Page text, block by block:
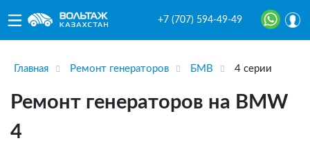
+7 (707) 594-49-49
Главная Ремонт генераторов БМВ 4 серии
Ремонт генераторов на BMW
4